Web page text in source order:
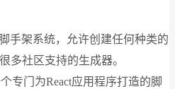
手架系统，允许创建任何种类的
多社区支持的生成器。
专门为React应用程序打造的脚